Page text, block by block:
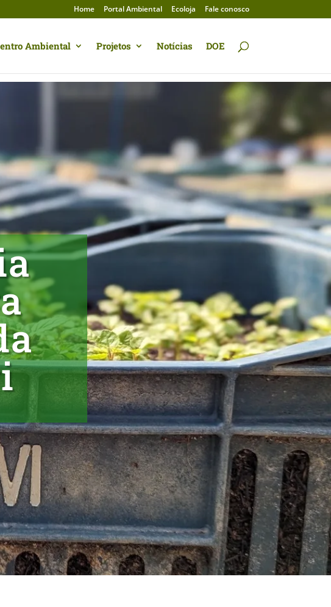
Home Portal Ambiental Ecoloja Fale conosco
Ambiental Projetos Notícias DOE